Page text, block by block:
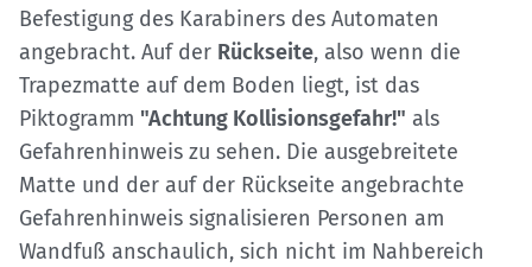
Befestigung des Karabiners des Automaten
angebracht. Auf der Rückseite, also wenn die
Trapezmatte auf dem Boden liegt, ist das
Piktogramm "Achtung Kollisionsgefahr!" als
Gefahrenhinweis zu sehen. Die ausgebreitete
Matte und der auf der Rückseite angebrachte
Gefahrenhinweis signalisieren Personen am
Wandfuß anschaulich, sich nicht im Nahbereich